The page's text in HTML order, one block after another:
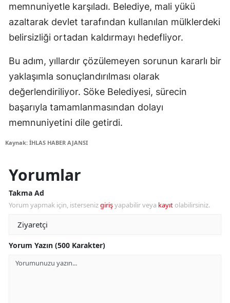
memnuniyetle karşıladı. Belediye, mali yükü
azaltarak devlet tarafından kullanılan mülklerdeki
belirsizliği ortadan kaldırmayı hedefliyor.
Bu adım, yıllardır çözülemeyen sorunun kararlı bir
yaklaşımla sonuçlandırılması olarak
değerlendiriliyor. Söke Belediyesi, sürecin
başarıyla tamamlanmasından dolayı
memnuniyetini dile getirdi.
Kaynak: İHLAS HABER AJANSI
Yorumlar
Takma Ad
Yorum yapmak için, istersenizgirişyapabilir veya kayıt olabilirsiniz.
Yorum Yazın (500 Karakter)